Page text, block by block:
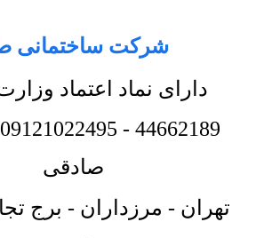
شرکت ساختمانی
دارای نماد اعتماد
44662189
-
09121022495
صادقی
تهران - مرزداران - برج